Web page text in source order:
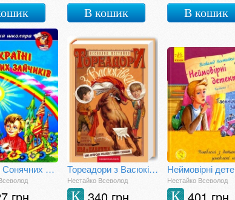
В кошик В кошик
В Країні Сонячних Зайчиків Тореадори з Васюківки
Нестайко Всеволод
К
Нестайко Всеволод
К